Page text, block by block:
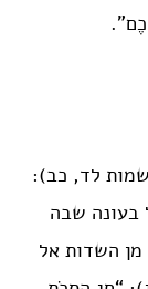
לד, כב):
בעונה שבה
מן השדות אל